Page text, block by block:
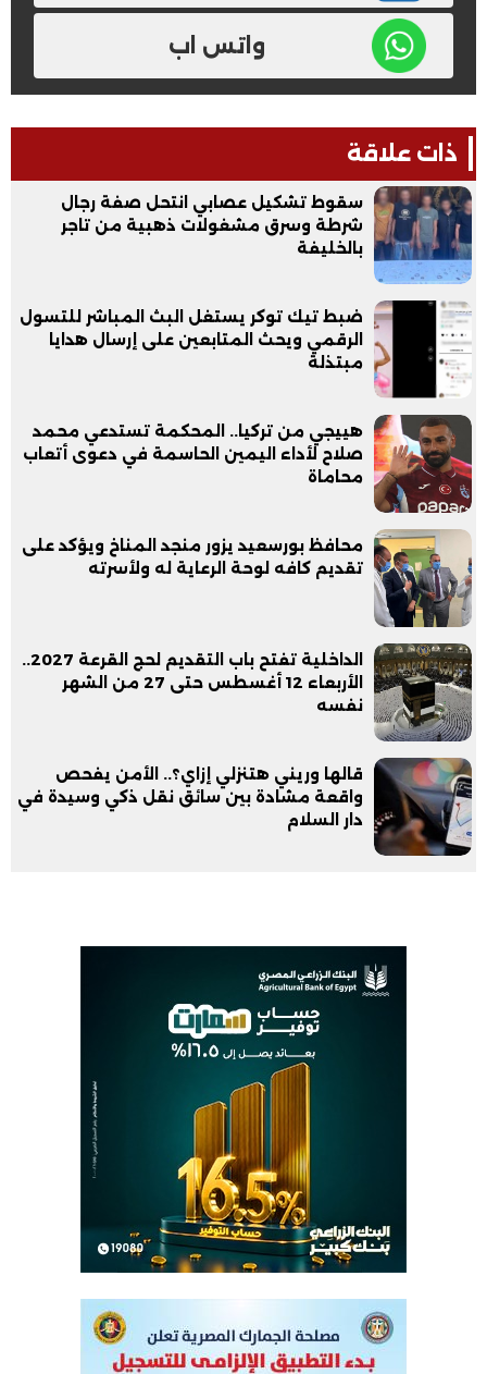
واتس اب
ذات علاقة
سقوط تشكيل عصابي انتحل صفة رجال
شرطة وسرق مشغولات ذهبية من تاجر
بالخليفة
ضبط تيك توكر يستغل البث المباشر للتسول
الرقمي ويحث المتابعين على إرسال هدايا
مبتذلة
هييجي من تركيا.. المحكمة تستدعي محمد
صلاح لأداء اليمين الحاسمة في دعوى أتعاب
محاماة
محافظ بورسعيد يزور منجد المناخ ويؤكد على
تقديم كافه لوحة الرعاية له ولأسرته
الداخلية تفتح باب التقديم لحج القرعة 2027..
الأربعاء 12 أغسطس حتى 27 من الشهر
نفسه
قالها وريني هتنزلي إزاي؟.. الأمن يفحص
واقعة مشادة بين سائق نقل ذكي وسيدة في
دار السلام